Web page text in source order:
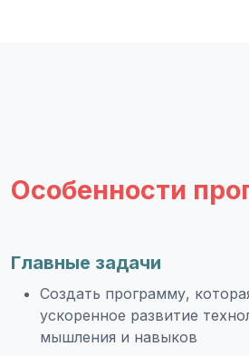
Особенности
Главные задачи
Создать программу,
ускоренное развитие
мышления и навыков